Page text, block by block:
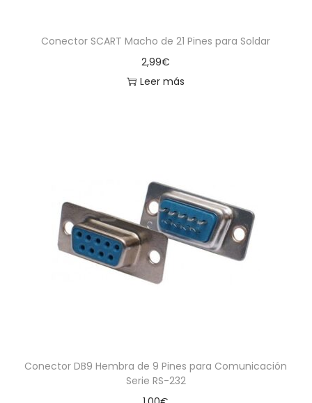
Conector SCART Macho de 21 Pines para Soldar
2,99€
Leer más
Conector DB9 Hembra de 9 Pines para Comunicación
Serie RS-232